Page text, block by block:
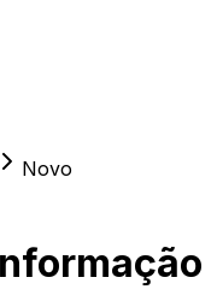
Novo